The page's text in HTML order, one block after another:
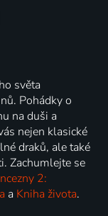
světa
Pohádky o
na duši a
nejen klasické
draků, ale také
Zachumlejte se
2:
a Kniha života.